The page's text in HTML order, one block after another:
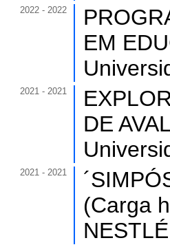
2022 - 2022
EM
2021 - 2021
DE
2021 - 2021
(Carga